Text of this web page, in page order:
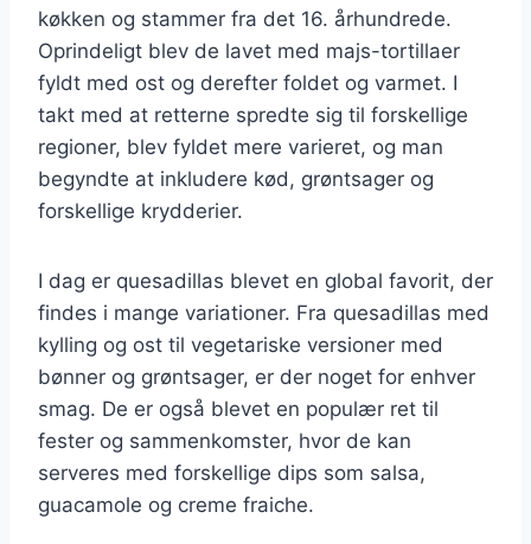
køkken og stammer fra det 16. århundrede.
Oprindeligt blev de lavet med majs-tortillaer
fyldt med ost og derefter foldet og varmet. I
takt med at retterne spredte sig til forskellige
regioner, blev fyldet mere varieret, og man
begyndte at inkludere kød, grøntsager og
forskellige krydderier.
I dag er quesadillas blevet en global favorit, der
findes i mange variationer. Fra quesadillas med
kylling og ost til vegetariske versioner med
bønner og grøntsager, er der noget for enhver
smag. De er også blevet en populær ret til
fester og sammenkomster, hvor de kan
serveres med forskellige dips som salsa,
guacamole og creme fraiche.